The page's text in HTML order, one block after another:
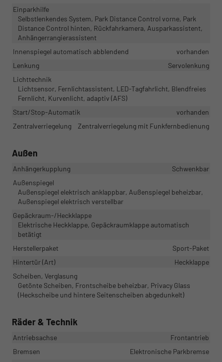
Einparkhilfe
Selbstlenkendes System, Park Distance Control vorne, Park
Distance Control hinten, Rückfahrkamera, Ausparkassistent,
Anhängerrangierassistent
Innenspiegel automatisch abblendend
vorhanden
Lenkung
Servolenkung
Lichttechnik
Lichtsensor, Fernlichtassistent, LED-Tagfahrlicht, Blendfreies
Fernlicht, Kurvenlicht, adaptiv (AFS)
Start/Stop-Automatik
vorhanden
Zentralverriegelung
Zentralverriegelung mit Funkfernbedienung
Außen
Anhängerkupplung
Schwenkbar
Außenspiegel
Außenspiegel elektrisch anklappbar, Außenspiegel beheizbar,
Außenspiegel elektrisch verstellbar
Gepäckraum-/Heckklappe
Elektrische Heckklappe, Gepäckraumklappe automatisch
betätigt
Herstellerpaket
Sport-Paket
Hintertür (Art)
Heckklappe
Scheiben, Verglasung
Getönte Scheiben, Frontscheibe beheizbar, Privacy Glass
(Heckscheibe und hintere Seitenscheiben abgedunkelt)
Räder & Technik
Antriebsachse
Frontantrieb
Bremsen
Elektronische Parkbremse